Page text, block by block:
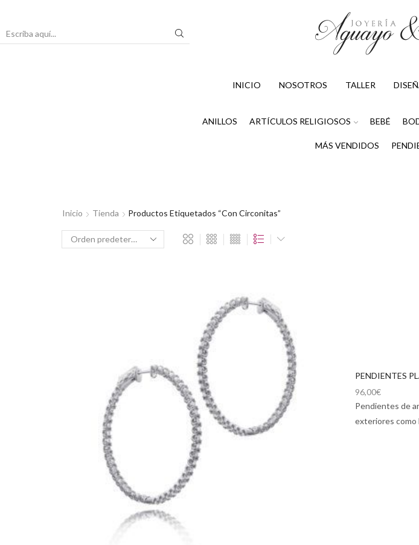
INICIO NOSOTROS TALLER
ANILLOS ARTÍCULOS RELIGIOSOS BEBÉ
MÁS VENDIDOS
Inicio Tienda Productos Etiquetados “con Circonitas”
PENDIENTES
96,00€
Pendientes de
exteriores como